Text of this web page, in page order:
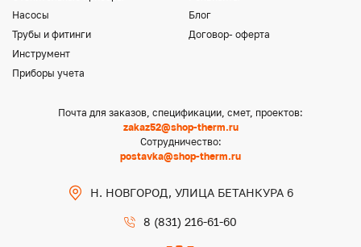
Насосы
Трубы и фитинги
Инструмент
Приборы учета
Блог
Договор- оферта
Почта для заказов, спецификации, смет, проектов:
zakaz52@shop-therm.ru
Сотрудничество:
postavka@shop-therm.ru
Н. НОВГОРОД, УЛИЦА БЕТАНКУРА 6
8 (831) 216-61-60